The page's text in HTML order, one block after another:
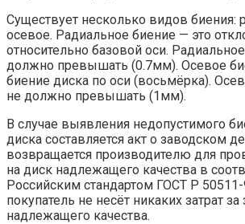
Существует несколько видов биения:
осевое. Радиальное биение — это
относительно базовой оси.
должно превышать (0.7мм). Осевое
биение диска по оси (восьмёрка).
не должно превышать (1мм).
В случае выявления недопустимого
диска составляется акт о заводском
возвращается производителю для
на диск надлежащего качества в
Российским стандартом ГОСТ Р
покупатель не несёт никаких затрат
надлежащего качества.